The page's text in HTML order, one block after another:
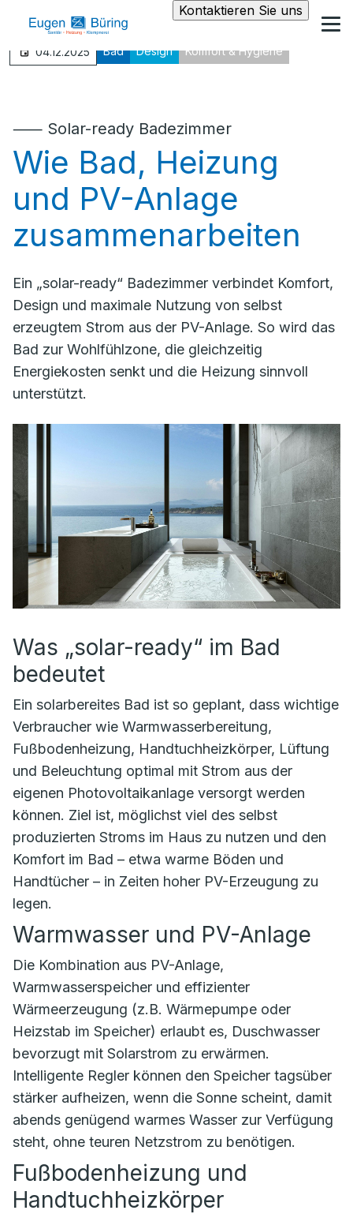
Kontaktieren Sie uns
04.12.2025 Bad Design Komfort & Hygiene
⸺ Solar-ready Badezimmer
Wie Bad, Heizung
und PV-Anlage
zusammenarbeiten
Ein „solar-ready“ Badezimmer verbindet Komfort,
Design und maximale Nutzung von selbst
erzeugtem Strom aus der PV-Anlage. So wird das
Bad zur Wohlfühlzone, die gleichzeitig
Energiekosten senkt und die Heizung sinnvoll
unterstützt.
Was „solar-ready“ im Bad
bedeutet
Ein solar­bereites Bad ist so geplant, dass wichtige
Verbraucher wie Warmwasserbereitung,
Fußbodenheizung, Handtuchheizkörper, Lüftung
und Beleuchtung optimal mit Strom aus der
eigenen Photovoltaikanlage versorgt werden
können. Ziel ist, möglichst viel des selbst
produzierten Stroms im Haus zu nutzen und den
Komfort im Bad – etwa warme Böden und
Handtücher – in Zeiten hoher PV-Erzeugung zu
legen.
Warmwasser und PV-Anlage
Die Kombination aus PV-Anlage,
Warmwasserspeicher und effizienter
Wärmeerzeugung (z.B. Wärmepumpe oder
Heizstab im Speicher) erlaubt es, Duschwasser
bevorzugt mit Solarstrom zu erwärmen.
Intelligente Regler können den Speicher tagsüber
stärker aufheizen, wenn die Sonne scheint, damit
abends genügend warmes Wasser zur Verfügung
steht, ohne teuren Netzstrom zu benötigen.
Fußbodenheizung und
Handtuchheizkörper